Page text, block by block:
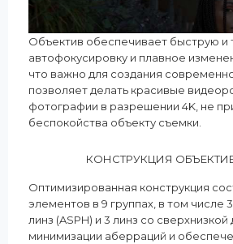
Объектив обеспечивает быструю и
автофокусировку и плавное
что важно для создания
позволяет делать красивые
фотографии в разрешении 4K, не
беспокойства объекту съемки.
КОНСТРУКЦИЯ
Оптимизированная конструкция
элементов в 9 группах, в том числе
линз (ASPH) и 3 линз со
минимизации аберраций и